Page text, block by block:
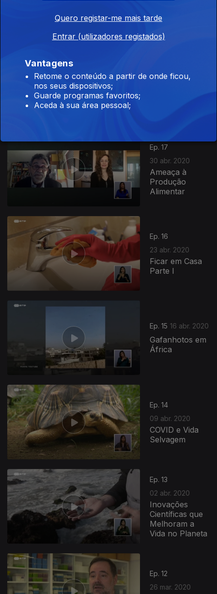
Animais de
Companhia
07 mai. 2020
Ep. 17
30 abr. 2020
Ameaça à
Produção
Alimentar
Ep. 16
23 abr. 2020
Ficar em Casa
Parte I
Ep. 15 16 abr. 2020
Gafanhotos em
África
Ep. 14
09 abr. 2020
COVID e Vida
Selvagem
Ep. 13
02 abr. 2020
Inovações
Científicas que
Melhoram a
Vida no Planeta
Ep. 12
26 mar. 2020
Quero registar-me mais tarde
Entrar (utilizadores registados)
Vantagens
Retome o conteúdo a partir de onde ficou,
nos seus dispositivos;
Guarde programas favoritos;
Aceda à sua área pessoal;